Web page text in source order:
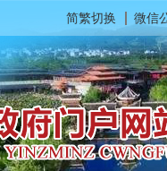
简繁切换 微信